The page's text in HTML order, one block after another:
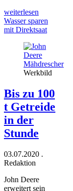
weiterlesen
Wasser sparen
mit Direktsaat
Werkbild
Bis zu 100
t Getreide
in der
Stunde
03.07.2020 .
Redaktion
John Deere
erweitert sein